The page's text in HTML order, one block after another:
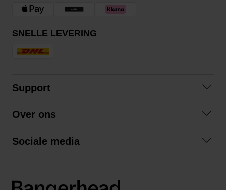
SNELLE LEVERING
Support
Algemene voorwaarden
Over ons
Sociale media